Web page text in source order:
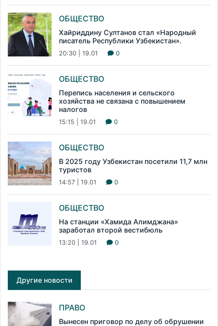
ОБЩЕСТВО
Хайриддину Султанов стал «Народный
писатель Республики Узбекистан».
20:30 | 19.01 0
ОБЩЕСТВО
Перепись населения и сельского
хозяйства не связана с повышением
налогов
15:15 | 19.01 0
ОБЩЕСТВО
В 2025 году Узбекистан посетили 11,7 млн
туристов
14:57 | 19.01 0
ОБЩЕСТВО
На станции «Хамида Алимджана»
заработал второй вестибюль
13:20 | 19.01 0
Другие новости
ПРАВО
Вынесен приговор по делу об обрушении